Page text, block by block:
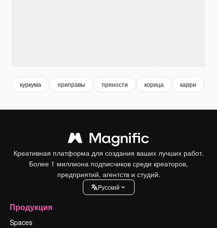
куркума приправы пряности корица карри
Креативная платформа для создания ваших лучших работ.
Более 1 миллиона подписчиков среди креаторов,
предприятий, агентств и студий.
Pусский
Продукция
Spaces